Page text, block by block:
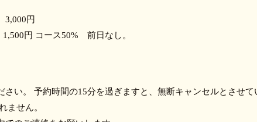
3,000円
円 コース50% 前日なし。
い。 予約時間の15分を過ぎますと、無断キャンセルとさせて
ません。